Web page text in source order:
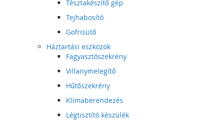
Tésztakészítő gép
Tejhabosító
Gofrisütő
Háztartási eszközök
Fagyasztószekrény
Villanymelegítő
Hűtőszekrény
Klímaberendezés
Légtisztító készülék